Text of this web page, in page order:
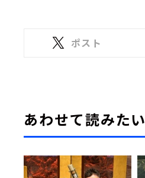
ポスト
あわせて読みたい